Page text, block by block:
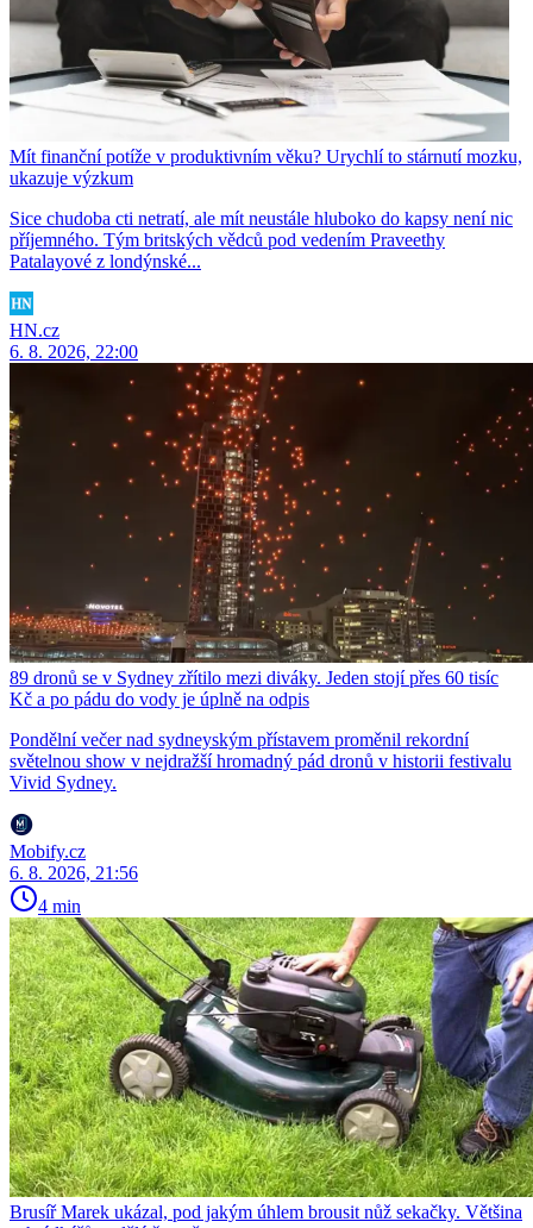
Mít finanční potíže v produktivním věku? Urychlí to stárnutí mozku,
ukazuje výzkum
Sice chudoba cti netratí, ale mít neustále hluboko do kapsy není nic
příjemného. Tým britských vědců pod vedením Praveethy
Patalayové z londýnské...
HN.cz
6. 8. 2026, 22:00
89 dronů se v Sydney zřítilo mezi diváky. Jeden stojí přes 60 tisíc
Kč a po pádu do vody je úplně na odpis
Pondělní večer nad sydneyským přístavem proměnil rekordní
světelnou show v nejdražší hromadný pád dronů v historii festivalu
Vivid Sydney.
Mobify.cz
6. 8. 2026, 21:56
4 min
Brusíř Marek ukázal, pod jakým úhlem brousit nůž sekačky. Většina